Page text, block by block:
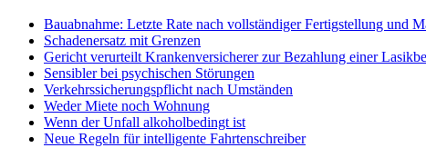
Bauabnahme: Letzte Rate nach vollständiger Fertigstellung und
Schadenersatz mit Grenzen
Gericht verurteilt Krankenversicherer zur Bezahlung einer
Sensibler bei psychischen Störungen
Verkehrssicherungspflicht nach Umständen
Weder Miete noch Wohnung
Wenn der Unfall alkoholbedingt ist
Neue Regeln für intelligente Fahrtenschreiber